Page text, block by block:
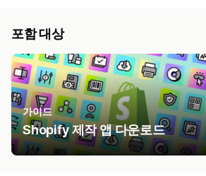
포함 대상
가이드
Shopify 제작 앱 다운로드